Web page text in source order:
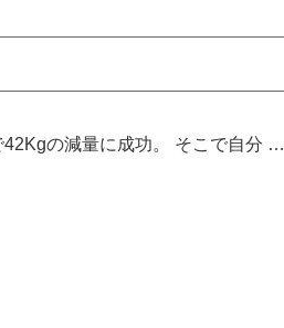
の減量に成功。 そこで自分 …